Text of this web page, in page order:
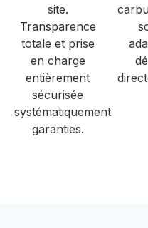
site.
Transparence
totale et prise
en charge
entièrement
sécurisée
systématiquement
garanties.